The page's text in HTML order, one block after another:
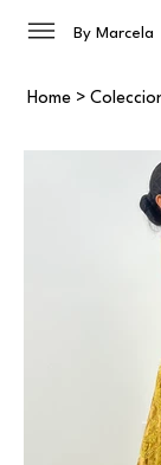
By Marcela
Home >